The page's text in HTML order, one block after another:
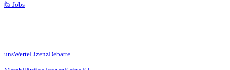
🙋 Jobs
unsWerteLizenzDebatte